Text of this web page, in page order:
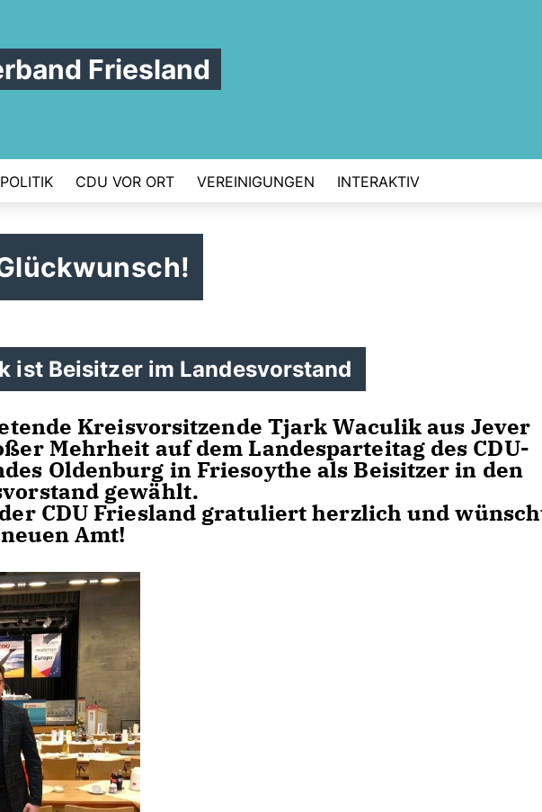
Friesland
POLITIK CDU VOR ORT VEREINIGUNGEN INTERAKTIV
ist Beisitzer im Landesvorstand
Kreisvorsitzende Tjark Waculik aus Jever
Mehrheit auf dem Landesparteitag des CDU-
Oldenburg in Friesoythe als Beisitzer in den
gewählt.
CDU Friesland gratuliert herzlich und
Amt!